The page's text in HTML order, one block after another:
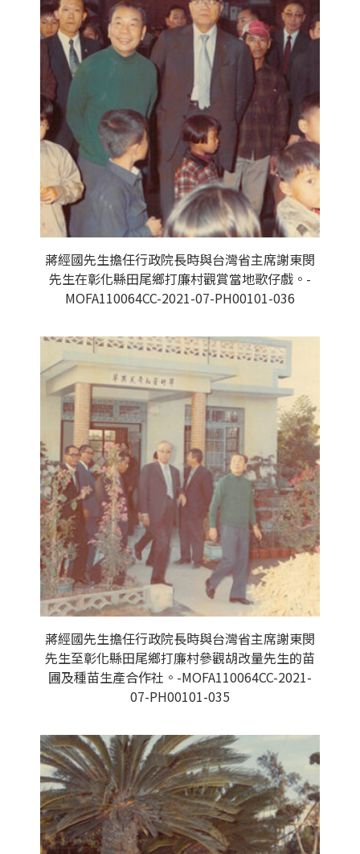
蔣經國先生擔任行政院長時與台灣省主席謝東閔
先生在彰化縣田尾鄉打廉村觀賞當地歌仔戲。-
MOFA110064CC-2021-07-PH00101-036
蔣經國先生擔任行政院長時與台灣省主席謝東閔
先生至彰化縣田尾鄉打廉村參觀胡改量先生的苗
圃及種苗生產合作社。-MOFA110064CC-2021-
07-PH00101-035